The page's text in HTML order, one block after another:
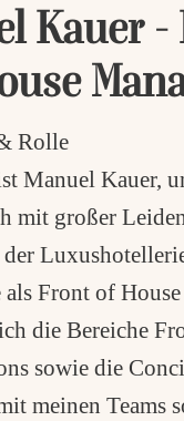
Kauer -
Rolle
Manuel Kauer,
mit großer
der
Front of
die Bereiche
sowie die
meinen Teams